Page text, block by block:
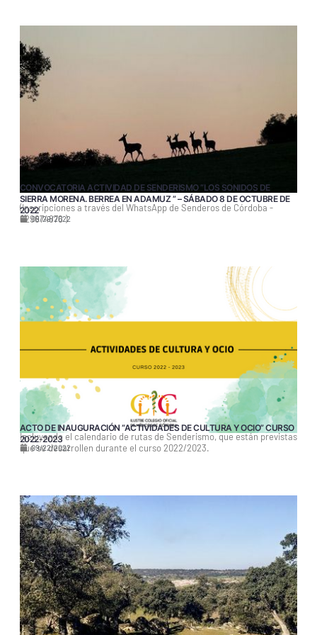
CONVOCATORIA ACTIVIDAD DE SENDERISMO “LOS SONIDOS DE
SIERRA MORENA. BERREA EN ADAMUZ ” – SÁBADO 8 DE OCTUBRE DE
2022
(Inscripciones a través del WhatsApp de Senderos de Córdoba -
629674876 )
09/29/2022
ACTO DE INAUGURACIÓN “ACTIVIDADES DE CULTURA Y OCIO” CURSO
2022-2023
Incluyendo el calendario de rutas de Senderismo, que están previstas
que se desarrollen durante el curso 2022/2023.
09/22/2022